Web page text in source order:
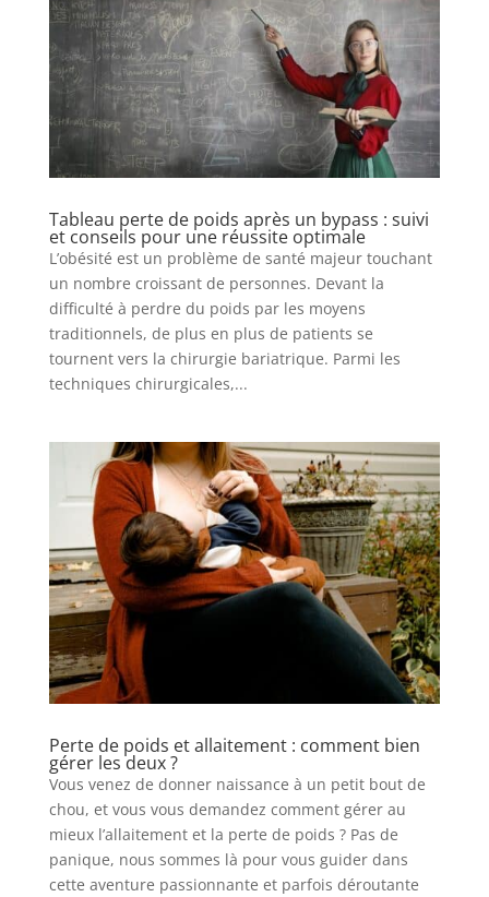
Tableau perte de poids après un bypass : suivi
et conseils pour une réussite optimale
L’obésité est un problème de santé majeur touchant
un nombre croissant de personnes. Devant la
difficulté à perdre du poids par les moyens
traditionnels, de plus en plus de patients se
tournent vers la chirurgie bariatrique. Parmi les
techniques chirurgicales,...
Perte de poids et allaitement : comment bien
gérer les deux ?
Vous venez de donner naissance à un petit bout de
chou, et vous vous demandez comment gérer au
mieux l’allaitement et la perte de poids ? Pas de
panique, nous sommes là pour vous guider dans
cette aventure passionnante et parfois déroutante